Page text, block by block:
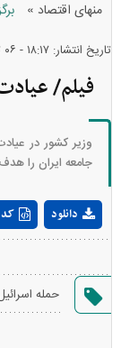
منهای اقتصاد »
تاریخ انتشار: ۱۸:۱۷ - ۰۶ تير ۱۴۰۴
فیلم/
وزیر کشور در
جامعه ایران را
کد دانلود
حمله